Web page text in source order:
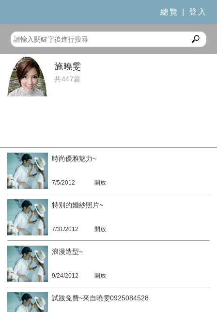
總覽 登入
施曉雯
共447篇
時尚優雅魅力~
7/5/2012 開放
特別的婚紗照片~
7/31/2012 開放
浪漫造型~
9/24/2012 開放
試妝免費~來自曉雯0925084528